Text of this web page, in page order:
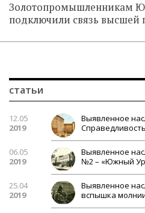
Золотопромышленникам
подключили связь высшей
статьи
12.05
2019
Выявленное
06.05
2019
Выявленное
№2 – «Южный
25.04
2019
Выявленное
вспышка